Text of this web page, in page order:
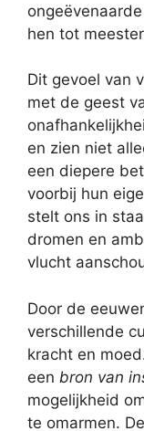
hen tot
Dit gevoel van
met de geest
en zien niet
een diepere
voorbij hun
stelt ons in
dromen en
vlucht
Door de
verschillende
kracht en
een bron van
mogelijkheid
te omarmen.